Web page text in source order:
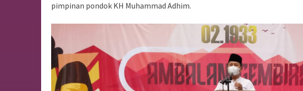
pimpinan pondok KH Muhammad Adhim.